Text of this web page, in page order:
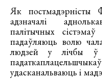
Як постмадэрністы
адзначалі
палітычных
падаўляюць волю
людзей у лічбы ў
падаткаплацельшчыкаў
удасканальваюць і